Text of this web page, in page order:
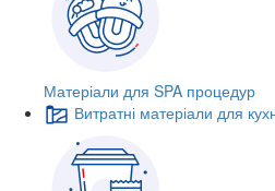
Матеріали для SPA процедур
Витратні матеріали для